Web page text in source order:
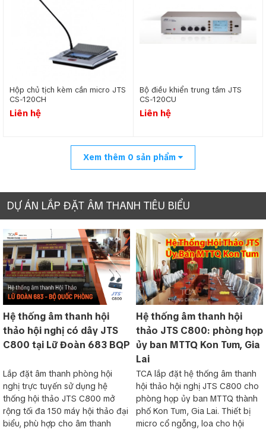
Hộp chủ tịch kèm cần micro JTS
CS-120CH
Liên hệ
Bộ điều khiển trung tầm JTS
CS-120CU
Liên hệ
Xem thêm 0 sản phẩm
DỰ ÁN LẮP ĐẶT ÂM THANH TIÊU BIỂU
Hệ thống âm thanh hội
thảo hội nghị có dây JTS
C800 tại Lữ Đoàn 683 BQP
Lắp đặt âm thanh phòng hội
nghị trực tuyến sử dụng hệ
thống hội thảo JTS C800 mở
rộng tối đa 150 máy hội thảo đại
biểu, phù hợp cho âm thanh
Hệ thống âm thanh hội
thảo JTS C800: phòng họp
ủy ban MTTQ Kon Tum, Gia
Lai
TCA lắp đặt hệ thống âm thanh
hội thảo hội nghị JTS C800 cho
phòng họp ủy ban MTTQ thành
phố Kon Tum, Gia Lai. Thiết bị
micro cổ ngỗng, loa cho hội